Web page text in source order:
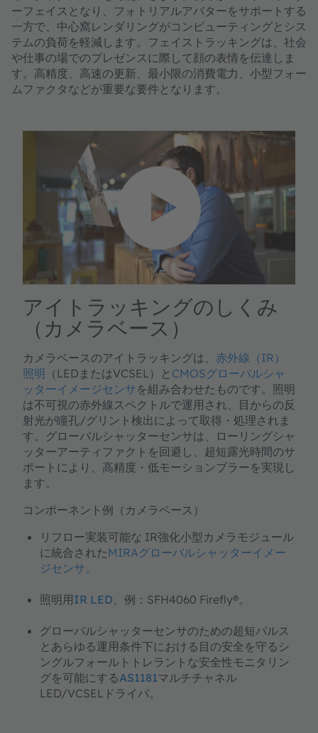
ーフェイスとなり、フォトリアルアバターをサポートする
一方で、 中心窩レンダリングがコンピューティングとシス
テムの負荷を軽減します。フェイストラッキングは、社会
や仕事の場でのプレゼンスに際して顔の表情を伝達しま
す。 高精度、高速の更新、最小限の消費電力、小型フォー
ムファクタ などが重要な要件となります。
YouTube Video サービスを読み
込むには、お客様の同意が必要
です！
当社はサードパーティのサービスを使い、
お客様のアクティビティに関するデータを
収集する可能性のある動画コンテンツを埋
め込みます。詳細を確認し、この動画再生
サービスに同意してください。
詳細情報
同意する
powered by Usercentrics Consent
Management Platform
アイトラッキングのしくみ
（カメラベース）
カメラベースのアイトラッキングは、 赤外線（IR）
照明 （LEDまたはVCSEL）と CMOSグローバルシャ
ッターイメージセンサを組み合わせたものです。照明
は不可視の赤外線スペクトルで運用され、目からの反
射光が瞳孔/グリント検出によって取得・処理されま
す。グローバルシャッターセンサは、ローリングシャ
ッターアーティファクトを回避し、超短露光時間のサ
ポートにより、高精度・低モーションブラーを実現し
ます。
コンポーネント例（カメラベース）
リフロー実装可能な IR強化小型カメラモジュール
に統合されたMIRAグローバルシャッターイメー
ジセンサ。
照明用IR LED、例：SFH4060 Firefly®。
グローバルシャッターセンサのための超短パルス
とあらゆる運用条件下における目の安全を守るシ
ングルフォールトトレラントな安全性モニタリン
グを可能にするAS1181マルチチャネル
LED/VCSELドライバ。